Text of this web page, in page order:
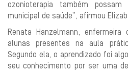
ozonioterapia também possam
municipal de saúde”, afirmou
Renata Hanzelmann,
alunas presentes na aula
Segundo ela, o aprendizado foi
seu conhecimento por ser uma